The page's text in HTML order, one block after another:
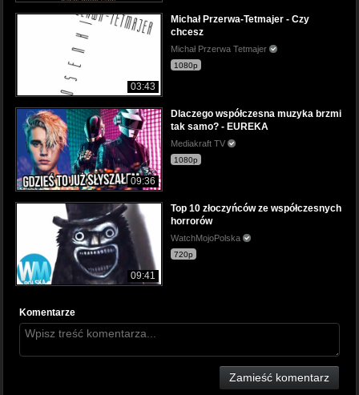
03:43
Michał Przerwa-Tetmajer - Czy
chcesz
Michał Przerwa Tetmajer
1080p
09:36
Dlaczego współczesna muzyka brzmi
tak samo? - EUREKA
Mediakraft TV
1080p
09:41
Top 10 złoczyńców ze współczesnych
horrorów
WatchMojoPolska
720p
Komentarze
Zamieść komentarz